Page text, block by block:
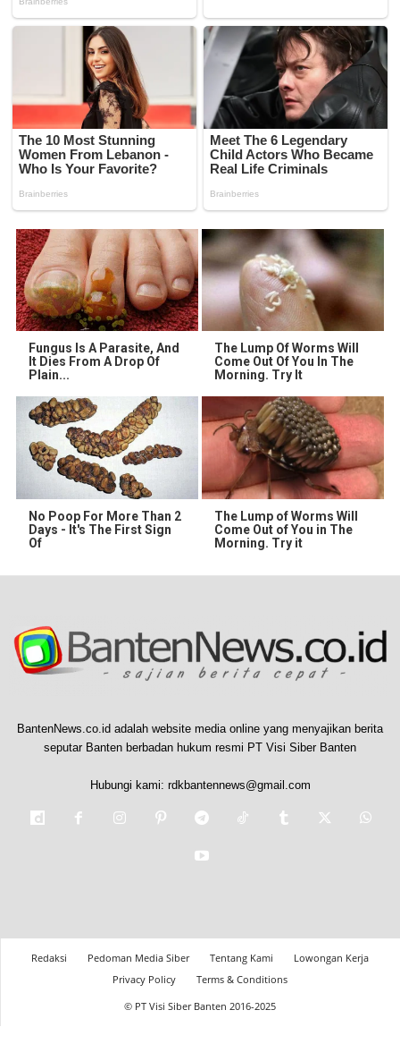
Fungus Is A Parasite, And
It Dies From A Drop Of
Plain...
The Lump Of Worms Will
Come Out Of You In The
Morning. Try It
No Poop For More Than 2
Days - It's The First Sign
Of
The Lump of Worms Will
Come Out of You in The
Morning. Try it
BantenNews.co.id adalah website media online yang menyajikan berita
seputar Banten berbadan hukum resmi PT Visi Siber Banten
Hubungi kami: rdkbantennews@gmail.com
Redaksi Pedoman Media Siber Tentang Kami
Lowongan Kerja
Privacy Policy
Terms & Conditions
© PT Visi Siber Banten 2016-2025